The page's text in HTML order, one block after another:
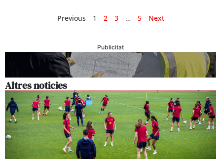
Previous 1 2 3 … 5 Next
Publicitat
Altres noticies